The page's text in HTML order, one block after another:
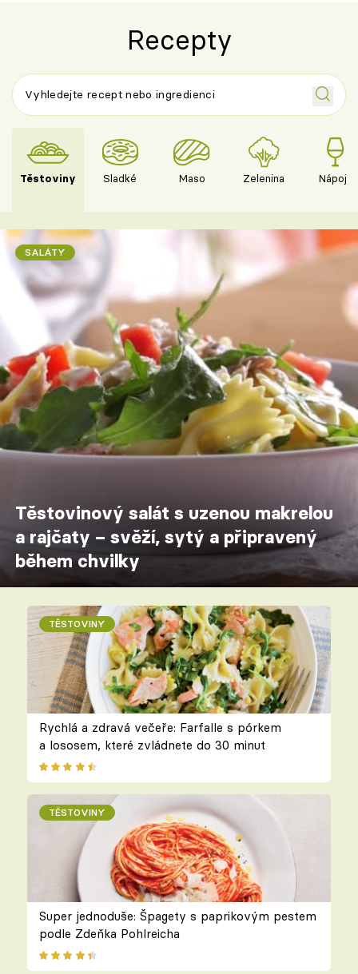
Recepty
Těstoviny Sladké Maso Zelenina Nápoje
SALÁTY
Těstovinový salát s uzenou makrelou
a rajčaty – svěží, sytý a připravený
během chvilky
TĚSTOVINY
Rychlá a zdravá večeře: Farfalle s pórkem
a lososem, které zvládnete do 30 minut
TĚSTOVINY
Super jednoduše: Špagety s paprikovým pestem
podle Zdeňka Pohlreicha